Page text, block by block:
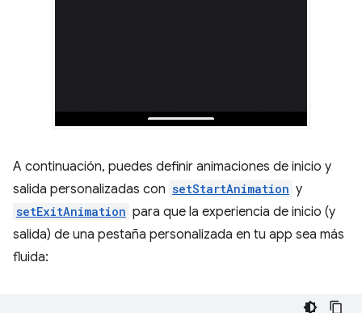
A continuación, puedes definir animaciones de inicio y
salida personalizadas con setStartAnimation y
setExitAnimation para que la experiencia de inicio (y
salida) de una pestaña personalizada en tu app sea más
fluida: